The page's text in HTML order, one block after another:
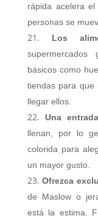
rápida acelera
personas se
Los
supermercados
básicos como
tiendas para que
llegar ellos.
Una
llenan, por lo
colorida para
un mayor gusto.
Ofrezca
de Maslow o
está la estima.